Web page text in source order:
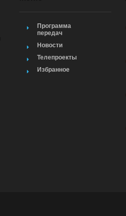
Программа
передач
Новости
Телепроекты
Избранное